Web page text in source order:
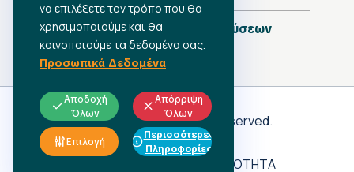
Πλήρες Ημερολόγιο Δημοσιεύσεων
Γ.Σ.Ε.Ε
© 2026 All rights reserved.
ΠΡΟΣΩΠΙΚΑ ΔΕΔΟΜΕΝΑ
ΠΡΟΣΒΑΣΙΜΟΤΗΤΑ
να επιλέξετε τον τρόπο που θα
χρησιμοποιούμε και θα
κοινοποιούμε τα δεδομένα σας.
Προσωπικά Δεδομένα
Αποδοχή
Όλων
Απόρριψη
Όλων
Επιλογή
Περισσότερες
Πληροφορίες